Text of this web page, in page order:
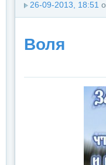
26-09-2013, 18:51
Воля